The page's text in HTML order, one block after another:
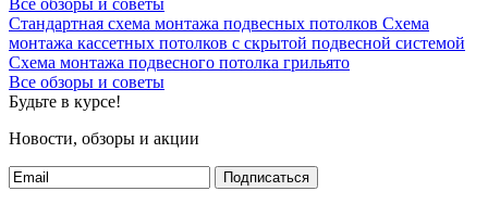
Стандартная схема монтажа подвесных потолков Схема
монтажа кассетных потолков с скрытой подвесной системой
Схема монтажа подвесного потолка грильято
Все обзоры и советы
Будьте в курсе!
Новости, обзоры и акции
Подписаться